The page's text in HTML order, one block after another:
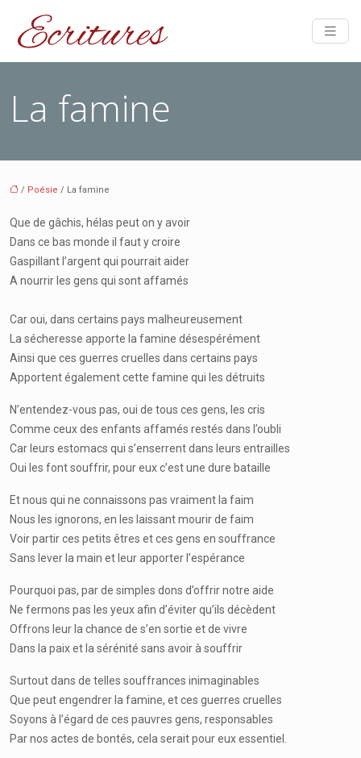
La famine
/ Poésie / La famine
Que de gâchis, hélas peut on y avoir
Dans ce bas monde il faut y croire
Gaspillant l’argent qui pourrait aider
A nourrir les gens qui sont affamés
Car oui, dans certains pays malheureusement
La sécheresse apporte la famine désespérément
Ainsi que ces guerres cruelles dans certains pays
Apportent également cette famine qui les détruits
N’entendez-vous pas, oui de tous ces gens, les cris
Comme ceux des enfants affamés restés dans l’oubli
Car leurs estomacs qui s’enserrent dans leurs entrailles
Oui les font souffrir, pour eux c’est une dure bataille
Et nous qui ne connaissons pas vraiment la faim
Nous les ignorons, en les laissant mourir de faim
Voir partir ces petits êtres et ces gens en souffrance
Sans lever la main et leur apporter l’espérance
Pourquoi pas, par de simples dons d’offrir notre aide
Ne fermons pas les yeux afin d’éviter qu’ils décèdent
Offrons leur la chance de s’en sortie et de vivre
Dans la paix et la sérénité sans avoir à souffrir
Surtout dans de telles souffrances inimaginables
Que peut engendrer la famine, et ces guerres cruelles
Soyons à l’égard de ces pauvres gens, responsables
Par nos actes de bontés, cela serait pour eux essentiel.